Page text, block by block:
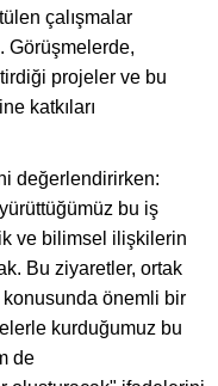
çalışmalar
Görüşmelerde,
projeler ve bu
katkıları
değerlendirirken:
bu iş
ve bilimsel ilişkilerin
Bu ziyaretler, ortak
konusunda önemli bir
kurduğumuz bu
de